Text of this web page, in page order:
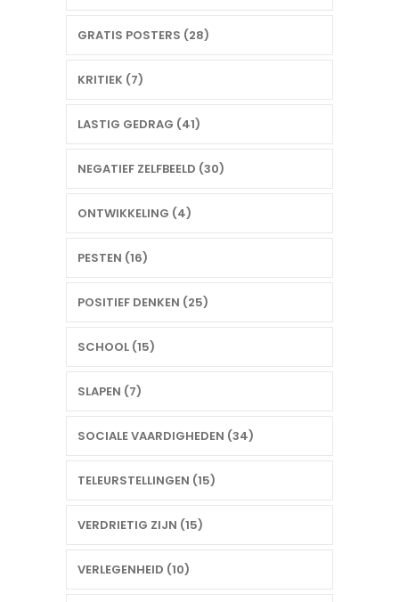
GRATIS POSTERS (28)
KRITIEK (7)
LASTIG GEDRAG (41)
NEGATIEF ZELFBEELD (30)
ONTWIKKELING (4)
PESTEN (16)
POSITIEF DENKEN (25)
SCHOOL (15)
SLAPEN (7)
SOCIALE VAARDIGHEDEN (34)
TELEURSTELLINGEN (15)
VERDRIETIG ZIJN (15)
VERLEGENHEID (10)